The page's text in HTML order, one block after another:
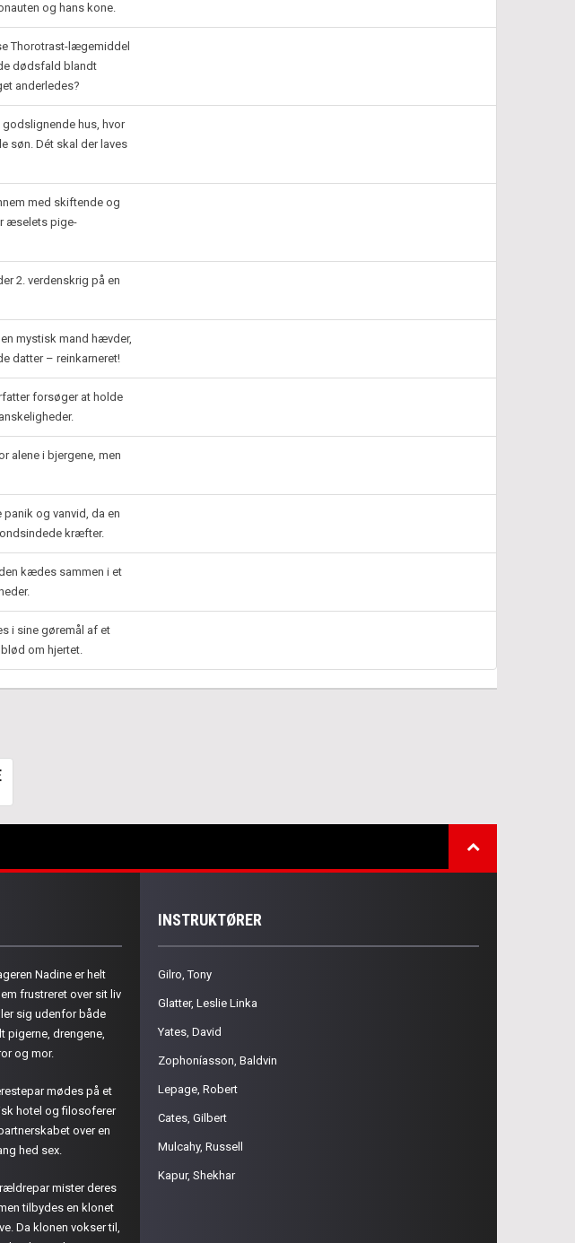
og hans kone.
Thorotrast-lægemiddel
dødsfald blandt
anderledes?
hus, hvor
søn. Dét skal der laves
med skiftende og
æselets pige-
2. verdenskrig på en
mystisk mand hævder,
datter – reinkarneret!
forsøger at holde
alene i bjergene, men
og vanvid, da en
kræfter.
kædes sammen i et
i sine gøremål af et
om hjertet.
Nadine er helt
frustreret over sit liv
sig udenfor både
pigerne, drengene,
og mor.
mødes på et
hotel og filosoferer
over en
hed sex.
mister deres
tilbydes en klonet
Da klonen vokser til,
INSTRUKTØRER
Gilro, Tony
Glatter, Leslie Linka
Yates, David
Zophoníasson, Baldvin
Lepage, Robert
Cates, Gilbert
Mulcahy, Russell
Kapur, Shekhar